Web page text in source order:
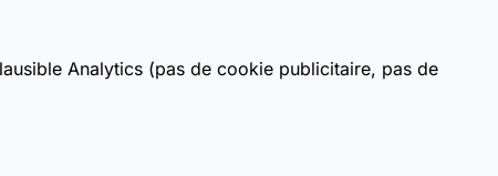
Analytics (pas de cookie publicitaire, pas de